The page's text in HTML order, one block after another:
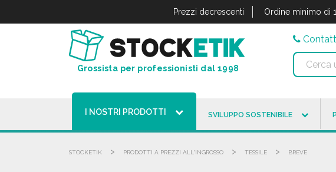
Prezzi decrescenti Ordine minimo di
Grossista per professionisti dal 1998
I NOSTRI PRODOTTI SVILUPPO SOSTENIBILE
STOCKETIK > PRODOTTI A PREZZI ALL'INGROSSO > TESSILE > BREVE